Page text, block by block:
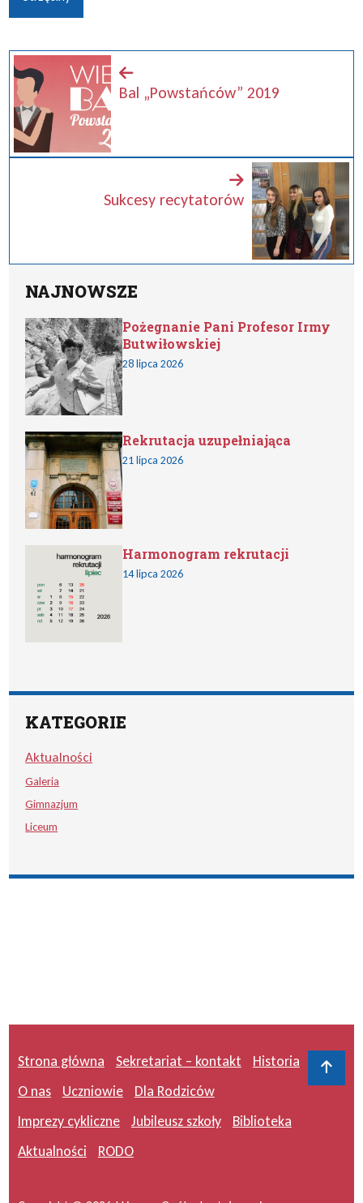
Bal „Powstańców” 2019
Sukcesy recytatorów
NAJNOWSZE
Pożegnanie Pani Profesor Irmy
Butwiłowskiej
28 lipca 2026
Rekrutacja uzupełniająca
21 lipca 2026
Harmonogram rekrutacji
14 lipca 2026
KATEGORIE
Aktualności
Galeria
Gimnazjum
Liceum
Strona główna Sekretariat – kontakt
Historia
O nas
Uczniowie
Dla Rodziców
Imprezy cykliczne
Jubileusz szkoły
Biblioteka
Aktualności
RODO
Do